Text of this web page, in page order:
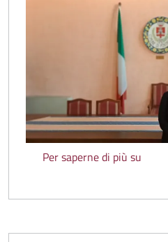
Per saperne di più su